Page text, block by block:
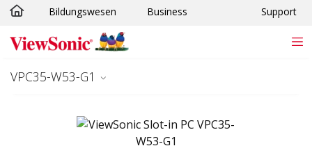
Skip to main content
Bildungswesen Business Support
VPC35-W53-G1